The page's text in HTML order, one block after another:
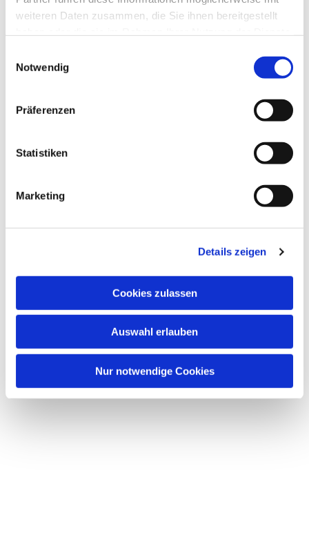
weiteren Daten zusammen, die Sie ihnen bereitgestellt
Notwendig
Präferenzen
Statistiken
Marketing
Details zeigen
Cookies zulassen
Auswahl erlauben
Nur notwendige Cookies